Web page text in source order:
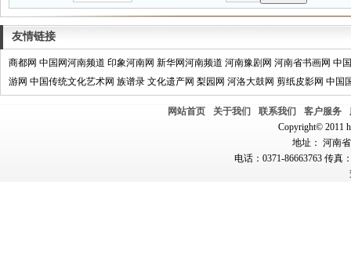
友情链接
商都网 中国网河南频道 印象河南网 新华网河南频道 河南豫剧网 河南省书画网 中
游网 中国传统文化艺术网 族谱录 文化遗产网 梨园网 河洛大鼓网 剪纸皮影网 中国
网站首页 关于我们 联系我们 客户服务
Copyright© 2011
地址： 河南
电话：0371-86663763 传真